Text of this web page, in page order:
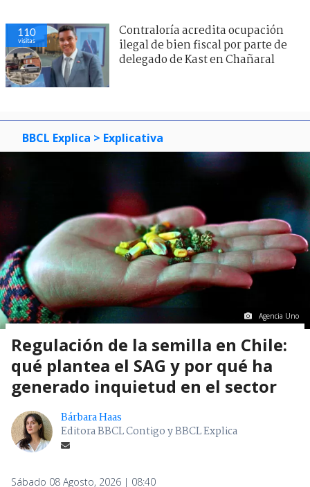
110
visitas
Contraloría acredita ocupación
ilegal de bien fiscal por parte de
delegado de Kast en Chañaral
BBCL Explica > Explicativa
Agencia Uno
Regulación de la semilla en Chile:
qué plantea el SAG y por qué ha
generado inquietud en el sector
Bárbara Haas
Editora BBCL Contigo y BBCL Explica
Sábado 08 Agosto, 2026 | 08:40